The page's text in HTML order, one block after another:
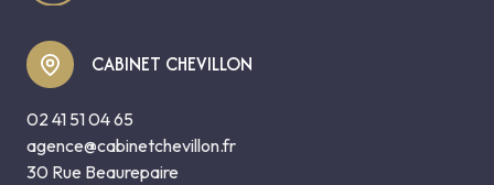
CABINET CHEVILLON
02 41 51 04 65
agence@cabinetchevillon.fr
30 Rue Beaurepaire